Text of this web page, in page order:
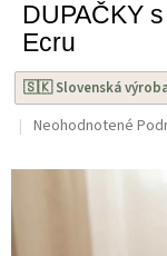
DUPAČKY
Ecru
🇸🇰 Slovenská
Priemerné
produktu
Neohodnotené